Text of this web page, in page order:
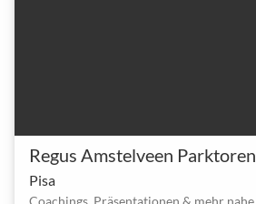
Regus Amstelveen Parktoren
Pisa